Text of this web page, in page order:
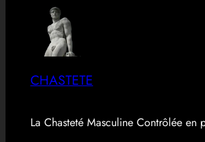
CHASTETE
La Chasteté Masculine Contrôlée en